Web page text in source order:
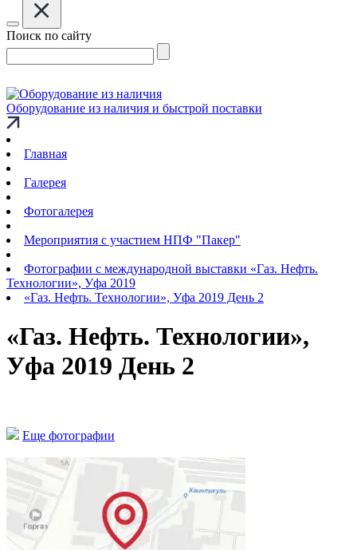
Поиск по сайту
Оборудование из наличия и быстрой поставки
Главная
Галерея
Фотогалерея
Мероприятия с участием НПФ "Пакер"
Фотографии с международной выставки «Газ. Нефть.
Технологии», Уфа 2019
«Газ. Нефть. Технологии», Уфа 2019 День 2
«Газ. Нефть. Технологии»,
Уфа 2019 День 2
Еще фотографии